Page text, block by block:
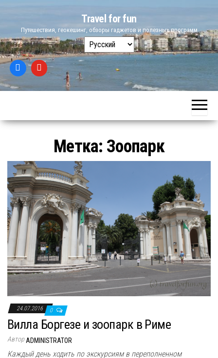
content
Travel for fun
Путешествия, геокешинг, обзоры гаджетов и полезных программ
Выбрать
язык
Метка: Зоопарк
24.07.2016 0
Вилла Боргезе и зоопарк в Риме
АвторADMINISTRATOR
Каждый день ходить по экскурсиям в переполненном